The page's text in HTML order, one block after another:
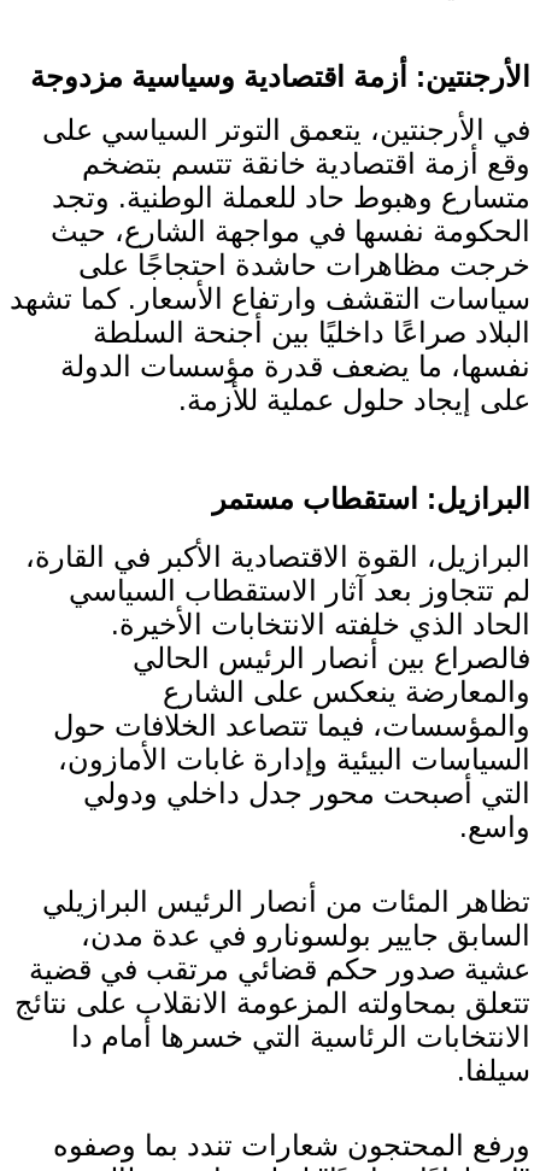
الأرجنتين: أزمة اقتصادية وسياسية مزدوجة
في الأرجنتين، يتعمق التوتر السياسي على
وقع أزمة اقتصادية خانقة تتسم بتضخم
متسارع وهبوط حاد للعملة الوطنية. وتجد
الحكومة نفسها في مواجهة الشارع، حيث
خرجت مظاهرات حاشدة احتجاجًا على
سياسات التقشف وارتفاع الأسعار. كما تشهد
البلاد صراعًا داخليًا بين أجنحة السلطة
نفسها، ما يضعف قدرة مؤسسات الدولة
على إيجاد حلول عملية للأزمة.
البرازيل: استقطاب مستمر
البرازيل، القوة الاقتصادية الأكبر في القارة،
لم تتجاوز بعد آثار الاستقطاب السياسي
الحاد الذي خلفته الانتخابات الأخيرة.
فالصراع بين أنصار الرئيس الحالي
والمعارضة ينعكس على الشارع
والمؤسسات، فيما تتصاعد الخلافات حول
السياسات البيئية وإدارة غابات الأمازون،
التي أصبحت محور جدل داخلي ودولي
واسع.
تظاهر المئات من أنصار الرئيس البرازيلي
السابق جايير بولسونارو في عدة مدن،
عشية صدور حكم قضائي مرتقب في قضية
تتعلق بمحاولته المزعومة الانقلاب على نتائج
الانتخابات الرئاسية التي خسرها أمام دا
سيلفا.
ورفع المحتجون شعارات تندد بما وصفوه